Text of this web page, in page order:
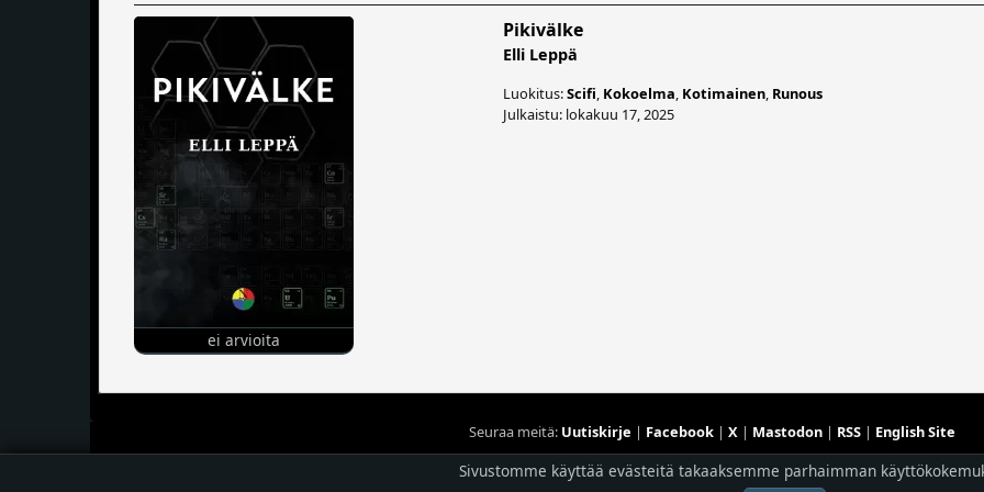
ei arvioita
Pikivälke
Elli Leppä
Luokitus:Scifi, Kokoelma, Kotimainen, Runous
Julkaistu: lokakuu 17, 2025
Seuraa meitä: Uutiskirje | Facebook| X| Mastodon| RSS| English Site
Hostingpalvelun tarjoaaPlaneetta Internet Oy
Sivustomme käyttää evästeitä takaaksemme parhaimman